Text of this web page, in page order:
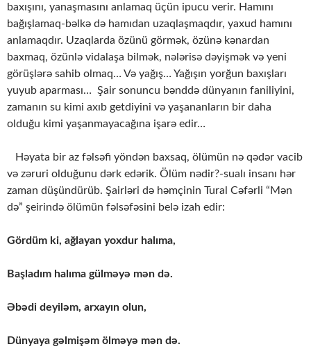
baxışını, yanaşmasını anlamaq üçün ipucu verir. Hamını
bağışlamaq-bəlkə də hamıdan uzaqlaşmaqdır, yaxud hamını
anlamaqdır. Uzaqlarda özünü görmək, özünə kənardan
baxmaq, özünlə vidalaşa bilmək, nələrisə dəyişmək və yeni
görüşlərə sahib olmaq… Və yağış… Yağışın yorğun baxışları
yuyub aparması… Şair sonuncu bənddə dünyanın faniliyini,
zamanın su kimi axıb getdiyini və yaşananların bir daha
olduğu kimi yaşanmayacağına işarə edir…
Həyata bir az fəlsəfi yöndən baxsaq, ölümün nə qədər vacib
və zəruri olduğunu dərk edərik. Ölüm nədir?-sualı insanı hər
zaman düşündürüb. Şairləri də həmçinin Tural Cəfərli “Mən
də” şeirində ölümün fəlsəfəsini belə izah edir:
Gördüm ki, ağlayan yoxdur halıma,
Başladım halıma gülməyə mən də.
Əbədi deyiləm, arxayın olun,
Dünyaya gəlmişəm ölməyə mən də.